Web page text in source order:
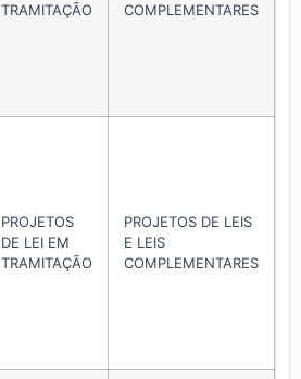
TRAMITAÇÃO
COMPLEMENTARES
PROJETOS
DE LEI EM
TRAMITAÇÃO
PROJETOS DE LEIS
E LEIS
COMPLEMENTARES